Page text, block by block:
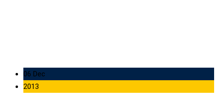
06 Dec
2013